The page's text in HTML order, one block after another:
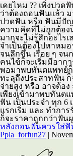
เคยไหม ?? เพิ่งปว
ว่าต้องถอนฟันแล้ว
ปวดฟัน หรือ ฟันมีปั
ความคิดที่ไม่ถูกต้อง
มากจะไม่รู้สึกอะไรเ
จำเป็นต้องไปหาหม
จนลึกขึ้น เรื่อย ๆ จน
คนไข้ก็จะเริ่มมีอาก
พอมาพบทันตแพทย์ก็
ทะลุถึงประสาทฟัน
จ่ายสูง หรือ อาจต้อ
เพียงเข้ามาพบทันต
ฟัน เป็นประจำ ทุก 6
แรกเริ่ม และ ทำกา
ก็จะราคาถูกกว่าฟัน
หลังถอนฟันควรใส่ฟั
Ppla_forfun27 |